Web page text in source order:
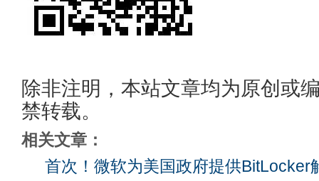
除非注明，本站文章均为原创或
禁转载。
相关文章：
首次！微软为美国政府提供BitLocker